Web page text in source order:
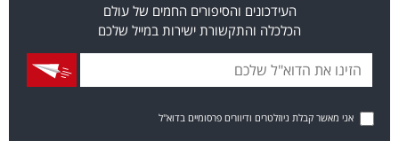
העידכונים והסיפורים החמים של עולם
הכלכלה והתקשורת ישירות במייל שלכם
אני מאשר קבלת ניוזלטרים ודיוורים פרסומיים בדוא"ל